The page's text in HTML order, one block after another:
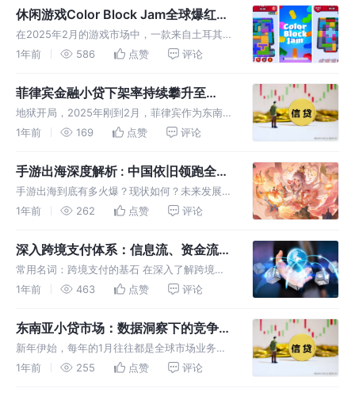
crazy无双了，下架率持续攀升至13%（统计维
度：近1月）。 我们先基
休闲游戏Color Block Jam全球爆红：
土耳其小厂如何用华容道创新玩法3周
达到单日百万流水？
在2025年2月的游戏市场中，一款来自土耳其小
厂的益智游戏 《Color Block Jam》 悄然崛
达5000万元的惊人表现，迅速吸引了市场的目
光。 与此同
1年前 586 点赞 评论
菲律宾金融小贷下架率持续攀升至
9%，不分大小乱杀，近半月直接下架7
个包原因分析！
地狱开局，2025年刚到2月，菲律宾作为东南亚
金融出海先锋，遭遇了Google的严厉审核。不
宾本身在架包不是很多），下架率持续攀升至
9%（统计维度：近1月）。
1年前 169 点赞 评论
手游出海深度解析 : 中国依旧领跑全
球！
手游出海到底有多火爆？现状如何？未来发展趋
势又会怎样？ 小编查阅国内外多个资料和数
需求等多个维度进行详细探讨。 干货较多，建
议大家先收藏，方便后续查找。希望大
1年前 262 点赞 评论
深入跨境支付体系：信息流、资金流与
常用支付名词深度解读
常用名词：跨境支付的基石 在深入了解跨境支
付的信息流与资金流之前，我们先来认识一些跨
体系的基石。 跨境支付：指支付或者清结算过
程发生在两个及以上的国家地区之间
1年前 463 点赞 评论
东南亚小贷市场：数据洞察下的竞争格
局与行业生态分析
新年伊始，每年的1月往往都是全球市场业务增
长的淡季，xjd也是如此，我们一起来看看东南
1年前 255 点赞 评论